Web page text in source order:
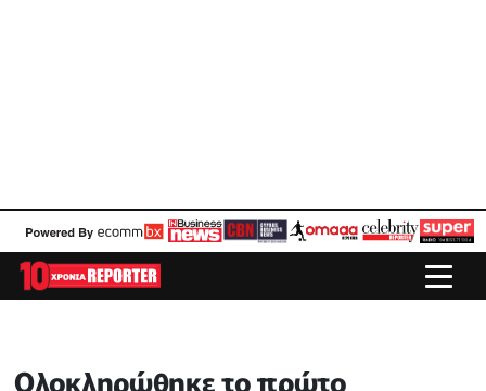
Ολοκληρώθηκε το πρώτο